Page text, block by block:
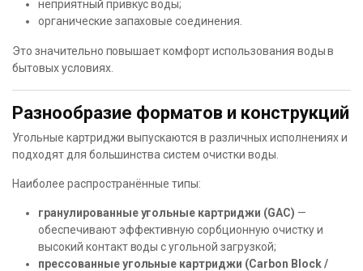
неприятный привкус воды;
органические запаховые соединения.
Это значительно повышает комфорт использования воды в
бытовых условиях.
Разнообразие форматов и конструкций
Угольные картриджи выпускаются в различных исполнениях и
подходят для большинства систем очистки воды.
Наиболее распространённые типы:
гранулированные угольные картриджи (GAC) —
обеспечивают эффективную сорбционную очистку и
высокий контакт воды с угольной загрузкой;
прессованные угольные картриджи (Carbon Block /